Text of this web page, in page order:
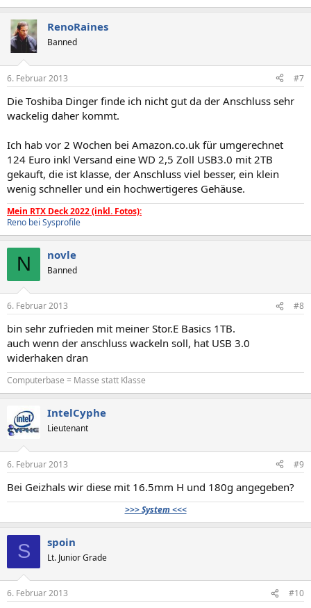
RenoRaines
Banned
6. Februar 2013 #7
Die Toshiba Dinger finde ich nicht gut da der Anschluss sehr
wackelig daher kommt.
Ich hab vor 2 Wochen bei Amazon.co.uk für umgerechnet
124 Euro inkl Versand eine WD 2,5 Zoll USB3.0 mit 2TB
gekauft, die ist klasse, der Anschluss viel besser, ein klein
wenig schneller und ein hochwertigeres Gehäuse.
Mein RTX Deck 2022 (inkl. Fotos):
Reno bei Sysprofile
N novle
Banned
6. Februar 2013 #8
bin sehr zufrieden mit meiner Stor.E Basics 1TB.
auch wenn der anschluss wackeln soll, hat USB 3.0
widerhaken dran
Computerbase = Masse statt Klasse
IntelCyphe
Lieutenant
6. Februar 2013 #9
Bei Geizhals wir diese mit 16.5mm H und 180g angegeben?
>>> System <<<
S spoin
Lt. Junior Grade
6. Februar 2013 #10